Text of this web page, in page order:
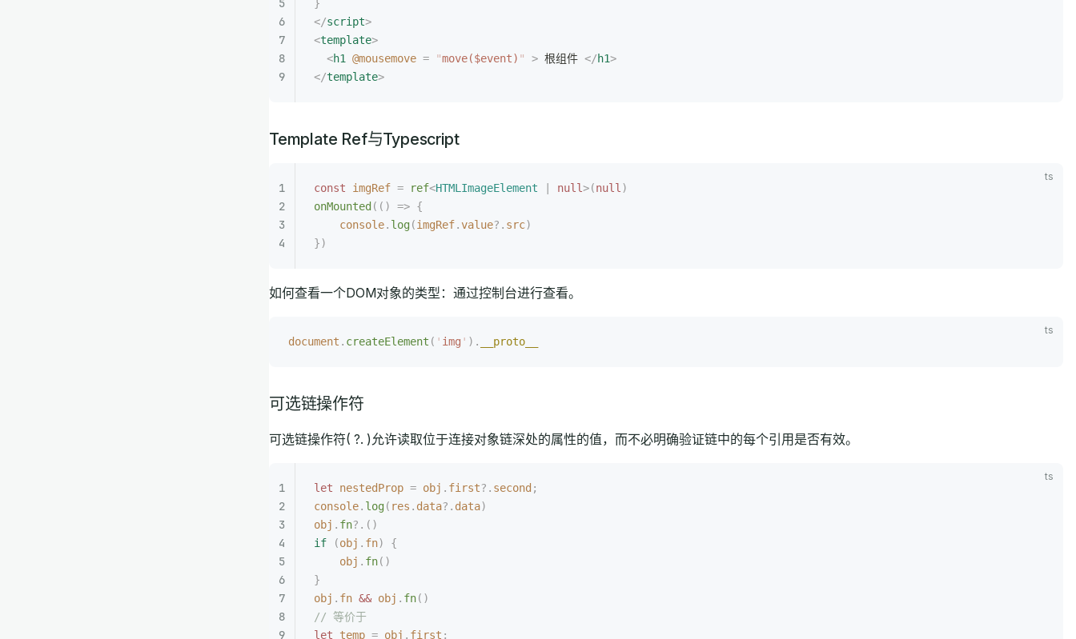
}
</script>
<template>
  <
h1 @mousemove = "move($event) " > 根组件 </h1>
</template>
Template Ref与Typescript
const imgRef = ref<HTMLImageElement null>(null )
onMounted (() => {
    console
. log(imgRef.value?. src)
})
如何查看一个DOM对象的类型：通过控制台进行查看。
document . createElement ( ' img ' ). __proto__
可选链操作符
可选链操作符( ?. )允许读取位于连接对象链深处的属性的值，而不必明确验证链中的每个引用是否有效。
let nestedProp = obj . first?. second ;
console. log( res . data?. data)
obj . fn?.()
if (obj . fn)
{
    obj
. fn()
}
obj . fn && obj . fn()
// 等价于
let temp = obj . first ;